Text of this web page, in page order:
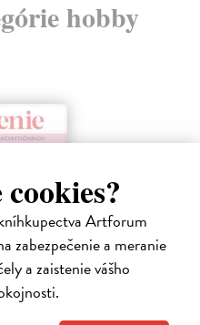
Artforum
zabezpečenie a meranie
a zaistenie vášho
hobby